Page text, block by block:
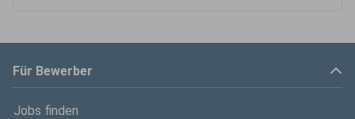
Für Bewerber
Jobs finden